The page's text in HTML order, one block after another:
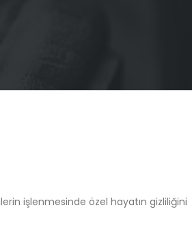
işlenmesinde özel hayatın gizliliğini